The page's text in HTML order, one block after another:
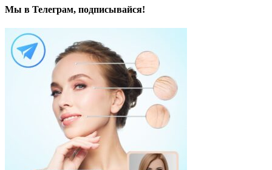
Мы в Телеграм, подписывайся!